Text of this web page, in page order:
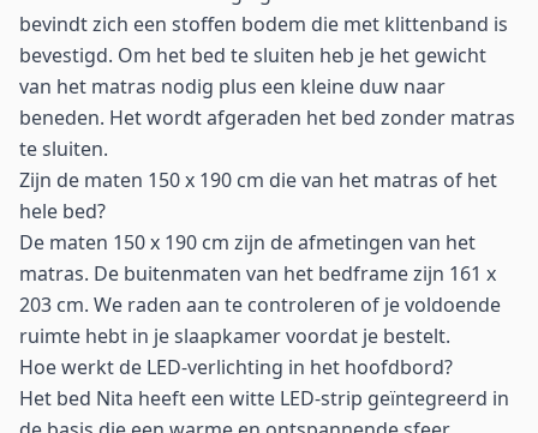
bevindt zich een stoffen bodem die met klittenband is
bevestigd. Om het bed te sluiten heb je het gewicht
van het matras nodig plus een kleine duw naar
beneden. Het wordt afgeraden het bed zonder matras
te sluiten.
Zijn de maten 150 x 190 cm die van het matras of het
hele bed?
De maten 150 x 190 cm zijn de afmetingen van het
matras. De buitenmaten van het bedframe zijn 161 x
203 cm. We raden aan te controleren of je voldoende
ruimte hebt in je slaapkamer voordat je bestelt.
Hoe werkt de LED-verlichting in het hoofdbord?
Het bed Nita heeft een witte LED-strip geïntegreerd in